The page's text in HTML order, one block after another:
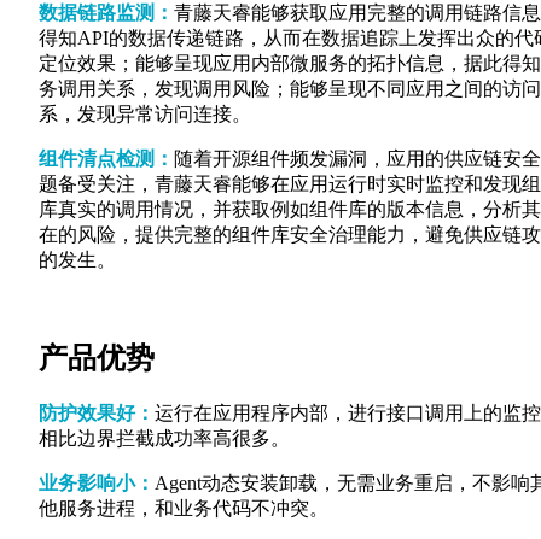
数据链路监测： 青藤天睿能够获取应用完整的调用链路信
得知API的数据传递链路，从而在数据追踪上发挥出众的代
定位效果；能够呈现应用内部微服务的拓扑信息，据此得
务调用关系，发现调用风险；能够呈现不同应用之间的访
系，发现异常访问连接。
组件清点检测： 随着开源组件频发漏洞，应用的供应链安
题备受关注，青藤天睿能够在应用运行时实时监控和发现
库真实的调用情况，并获取例如组件库的版本信息，分析
在的风险，提供完整的组件库安全治理能力，避免供应链
的发生。
产品优势
防护效果好： 运行在应用程序内部，进行接口调用上的监
相比边界拦截成功率高很多。
业务影响小： Agent动态安装卸载，无需业务重启，不影响
他服务进程，和业务代码不冲突。